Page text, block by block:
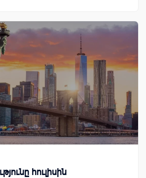
հուլիսին